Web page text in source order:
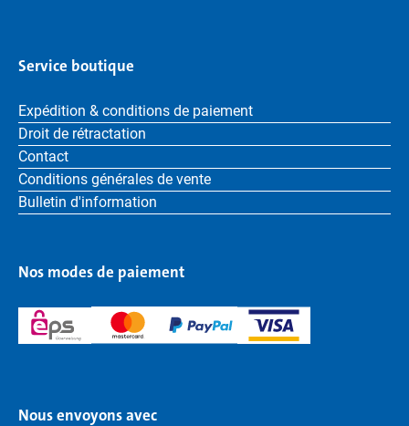
Service boutique
Expédition & conditions de paiement
Droit de rétractation
Contact
Conditions générales de vente
Bulletin d'information
Nos modes de paiement
Nous envoyons avec